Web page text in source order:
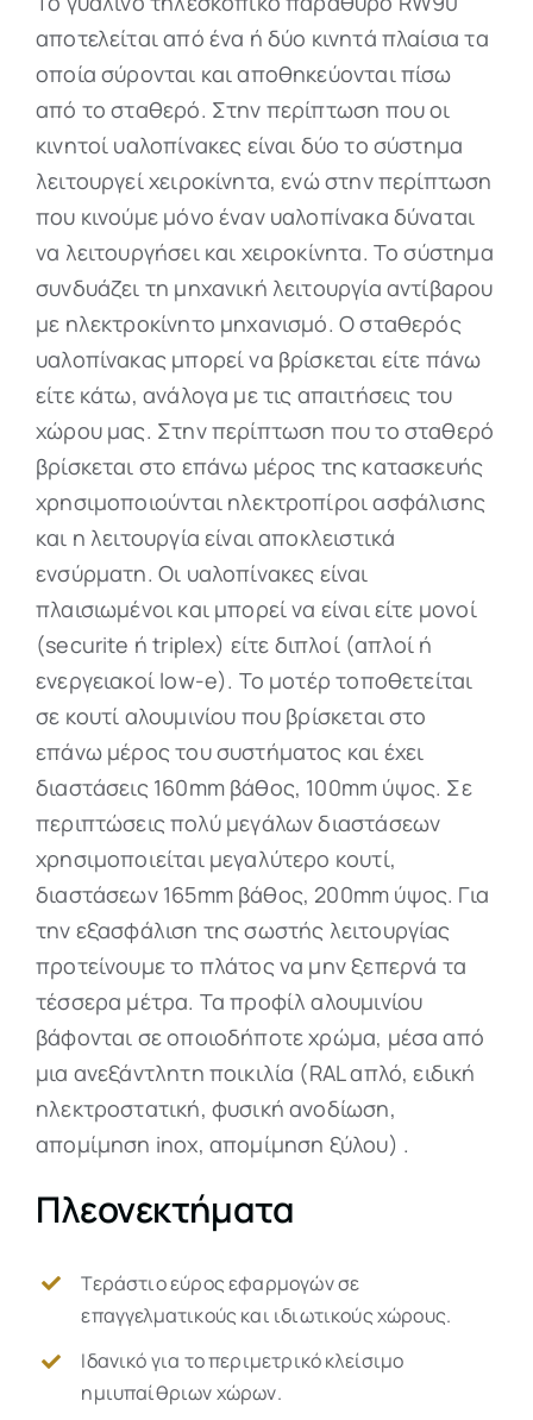
αποτελείται από ένα ή δύο κινητά πλαίσια τα
οποία σύρονται και αποθηκεύονται πίσω
από το σταθερό. Στην περίπτωση που οι
κινητοί υαλοπίνακες είναι δύο το σύστημα
λειτουργεί χειροκίνητα, ενώ στην περίπτωση
που κινούμε μόνο έναν υαλοπίνακα δύναται
να λειτουργήσει και χειροκίνητα. Το σύστημα
συνδυάζει τη μηχανική λειτουργία αντίβαρου
με ηλεκτροκίνητο μηχανισμό. Ο σταθερός
υαλοπίνακας μπορεί να βρίσκεται είτε πάνω
είτε κάτω, ανάλογα με τις απαιτήσεις του
χώρου μας. Στην περίπτωση που το σταθερό
βρίσκεται στο επάνω μέρος της κατασκευής
χρησιμοποιούνται ηλεκτροπίροι ασφάλισης
και η λειτουργία είναι αποκλειστικά
ενσύρματη. Οι υαλοπίνακες είναι
πλαισιωμένοι και μπορεί να είναι είτε μονοί
(securite ή triplex) είτε διπλοί (απλοί ή
ενεργειακοί low-e). To μοτέρ τοποθετείται
σε κουτί αλουμινίου που βρίσκεται στο
επάνω μέρος του συστήματος και έχει
διαστάσεις 160mm βάθος, 100mm ύψος. Σε
περιπτώσεις πολύ μεγάλων διαστάσεων
χρησιμοποιείται μεγαλύτερο κουτί,
διαστάσεων 165mm βάθος, 200mm ύψος. Για
την εξασφάλιση της σωστής λειτουργίας
προτείνουμε το πλάτος να μην ξεπερνά τα
τέσσερα μέτρα. Τα προφίλ αλουμινίου
βάφονται σε οποιοδήποτε χρώμα, μέσα από
μια ανεξάντλητη ποικιλία (RAL απλό, ειδική
ηλεκτροστατική, φυσική ανοδίωση,
απομίμηση inox, απομίμηση ξύλου) .
Πλεονεκτήματα
Τεράστιο εύρος εφαρμογών σε
επαγγελματικούς και ιδιωτικούς χώρους.
Ιδανικό για το περιμετρικό κλείσιμο
ημιυπαίθριων χώρων.